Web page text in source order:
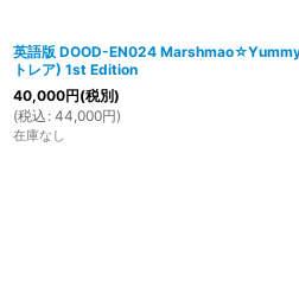
英語版 DOOD-EN024
トレア) 1st Edition
40,000円(税別)
(税込 : 44,000円)
在庫なし